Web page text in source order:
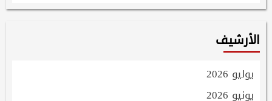
الأرشيف
يوليو 2026
يونيو 2026